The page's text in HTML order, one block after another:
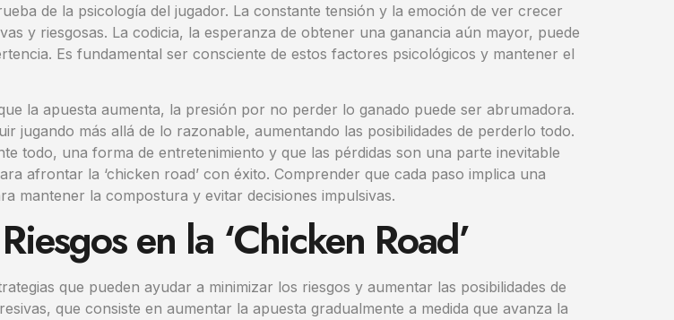
de la psicología del jugador. La constante tensión y la emoción de ver crecer
y riesgosas. La codicia, la esperanza de obtener una ganancia aún mayor, puede
Es fundamental ser consciente de estos factores psicológicos y mantener el
la apuesta aumenta, la presión por no perder lo ganado puede ser abrumadora.
jugando más allá de lo razonable, aumentando las posibilidades de perderlo todo.
todo, una forma de entretenimiento y que las pérdidas son una parte inevitable
afrontar la ‘chicken road’ con éxito. Comprender que cada paso implica una
mantener la compostura y evitar decisiones impulsivas.
en la ‘Chicken Road’
que pueden ayudar a minimizar los riesgos y aumentar las posibilidades de
que consiste en aumentar la apuesta gradualmente a medida que avanza la